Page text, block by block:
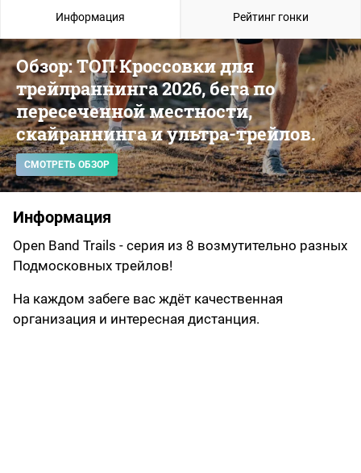
Обзор: ТОП Кроссовки для
трейлраннинга 2026, бега по
пересеченной местности,
скайраннинга и ультра-трейлов.
СМОТРЕТЬ ОБЗОР
Информация
Open Band Trails - серия из 8 возмутительно разных
Подмосковных трейлов!
На каждом забеге вас ждёт качественная
организация и интересная дистанция.
Информация Рейтинг гонки